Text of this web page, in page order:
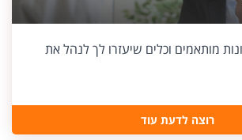
מותאמים וכלים שיעזרו לך לנהל את
רוצה לדעת עוד